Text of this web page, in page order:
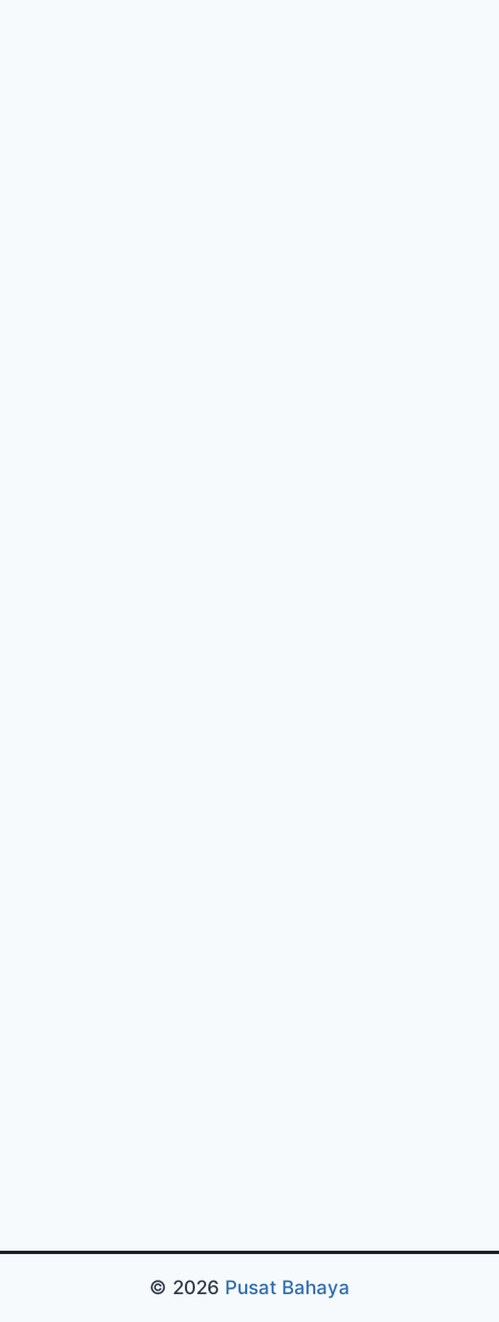
© 2026 Pusat Bahaya